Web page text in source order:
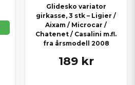
Glidesko variator
girkasse, 3 stk – Ligier /
Aixam / Microcar /
Chatenet / Casalini m.fl.
fra årsmodell 2008
189 kr